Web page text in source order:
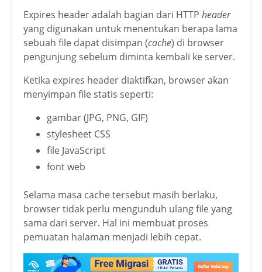
Expires header adalah bagian dari HTTP header
yang digunakan untuk menentukan berapa lama
sebuah file dapat disimpan (cache) di browser
pengunjung sebelum diminta kembali ke server.
Ketika expires header diaktifkan, browser akan
menyimpan file statis seperti:
gambar (JPG, PNG, GIF)
stylesheet CSS
file JavaScript
font web
Selama masa cache tersebut masih berlaku,
browser tidak perlu mengunduh ulang file yang
sama dari server. Hal ini membuat proses
pemuatan halaman menjadi lebih cepat.